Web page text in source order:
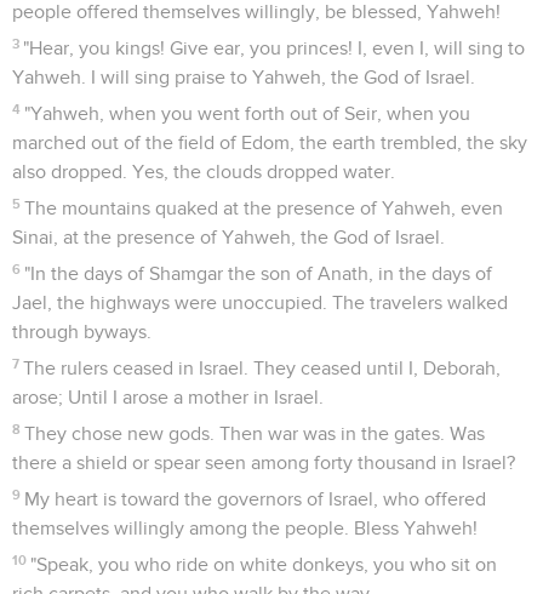
people offered themselves willingly, be blessed, Yahweh!
3 "Hear, you kings! Give ear, you princes! I, even I, will sing to
Yahweh. I will sing praise to Yahweh, the God of Israel.
4 "Yahweh, when you went forth out of Seir, when you
marched out of the field of Edom, the earth trembled, the sky
also dropped. Yes, the clouds dropped water.
5 The mountains quaked at the presence of Yahweh, even
Sinai, at the presence of Yahweh, the God of Israel.
6 "In the days of Shamgar the son of Anath, in the days of
Jael, the highways were unoccupied. The travelers walked
through byways.
7 The rulers ceased in Israel. They ceased until I, Deborah,
arose; Until I arose a mother in Israel.
8 They chose new gods. Then war was in the gates. Was
there a shield or spear seen among forty thousand in Israel?
9 My heart is toward the governors of Israel, who offered
themselves willingly among the people. Bless Yahweh!
10 "Speak, you who ride on white donkeys, you who sit on